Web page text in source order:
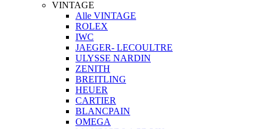
VINTAGE
Alle VINTAGE
ROLEX
IWC
JAEGER- LECOULTRE
ULYSSE NARDIN
ZENITH
BREITLING
HEUER
CARTIER
BLANCPAIN
OMEGA